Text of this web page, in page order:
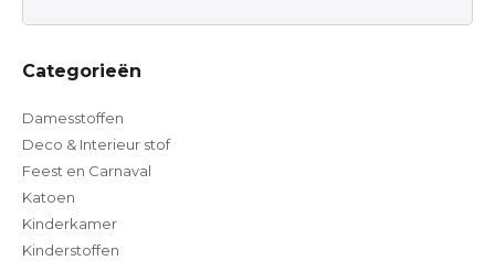
Categorieën
Damesstoffen
Deco & Interieur stof
Feest en Carnaval
Katoen
Kinderkamer
Kinderstoffen